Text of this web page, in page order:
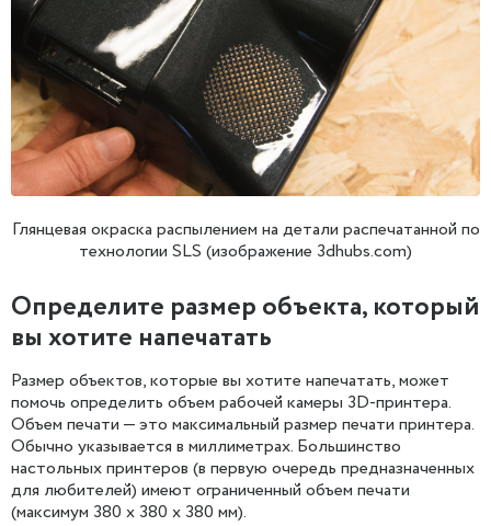
Глянцевая окраска распылением на детали распечатанной по
технологии SLS (изображение 3dhubs.com)
Определите размер объекта, который
вы хотите напечатать
Размер объектов, которые вы хотите напечатать, может
помочь определить объем рабочей камеры 3D-принтера.
Объем печати — это максимальный размер печати принтера.
Обычно указывается в миллиметрах. Большинство
настольных принтеров (в первую очередь предназначенных
для любителей) имеют ограниченный объем печати
(максимум 380 x 380 x 380 мм).